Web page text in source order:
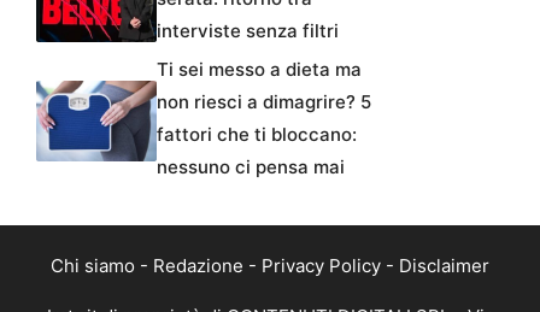
interviste senza filtri
Ti sei messo a dieta ma
non riesci a dimagrire? 5
fattori che ti bloccano:
nessuno ci pensa mai
Chi siamo Redazione Privacy Policy Disclaimer
Imtv.it di proprietà di CONTENUTI DIGITALI SRL - Via